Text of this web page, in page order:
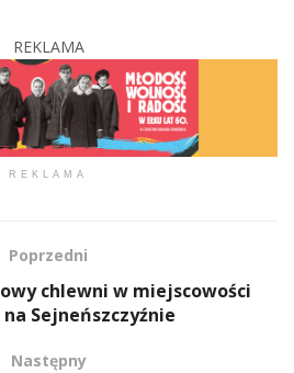
REKLAMA
REKLAMA
Poprzedni
chlewni w miejscowości
Sejneńszczyźnie
Następny